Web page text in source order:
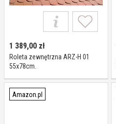
1 389,00 zł
Roleta zewnętrzna ARZ-H 01
55x78cm.
Amazon.pl